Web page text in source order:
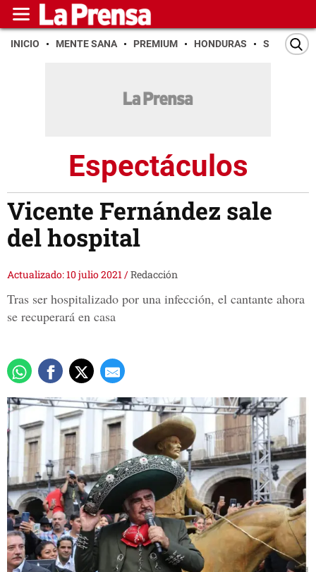
INICIO MENTE SANA PREMIUM HONDURAS SAN PEDRO
Espectáculos
Vicente Fernández sale
del hospital
Actualizado: 10 julio 2021/Redacción
Tras ser hospitalizado por una infección, el cantante ahora
se recuperará en casa